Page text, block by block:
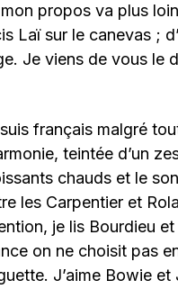
propos va plus
Laï sur le canevas ;
Je viens de vous le
français malgré
teintée d’un
chauds et le
les Carpentier et
je lis Bourdieu et
on ne choisit pas
J’aime Bowie